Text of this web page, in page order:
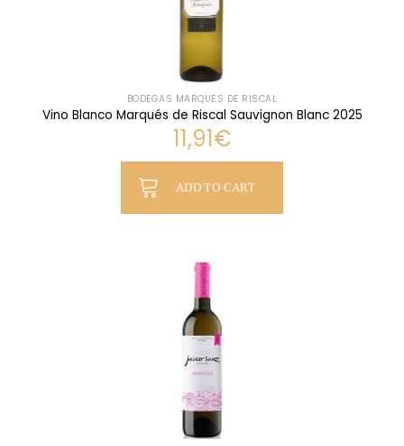
BODEGAS MARQUÉS DE RISCAL
Vino Blanco Marqués de Riscal Sauvignon Blanc 2025
11,91€
ADD TO CART